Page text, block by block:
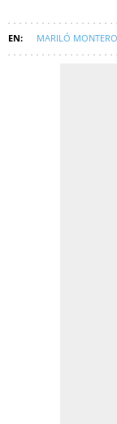
MARILÓ MONTERO